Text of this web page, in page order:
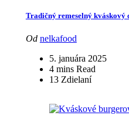
Tradičný remeselný kváskový
Od nelkafood
5. januára 2025
4 mins Read
13 Zdielaní